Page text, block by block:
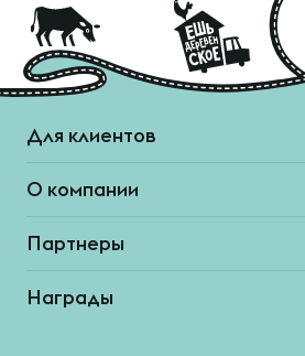
Для клиентов
О компании
Партнеры
Награды